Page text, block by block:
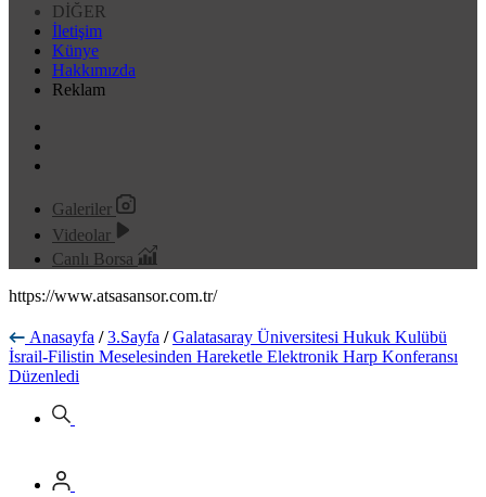
DİĞER
İletişim
Künye
Hakkımızda
Reklam
Galeriler
Videolar
Canlı Borsa
https://www.atsasansor.com.tr/
Anasayfa / 3.Sayfa / Galatasaray Üniversitesi Hukuk Kulübü
İsrail-Filistin Meselesinden Hareketle Elektronik Harp Konferansı
Düzenledi